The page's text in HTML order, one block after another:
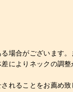
場合がございます
によりネックの調整
れることをお薦め致